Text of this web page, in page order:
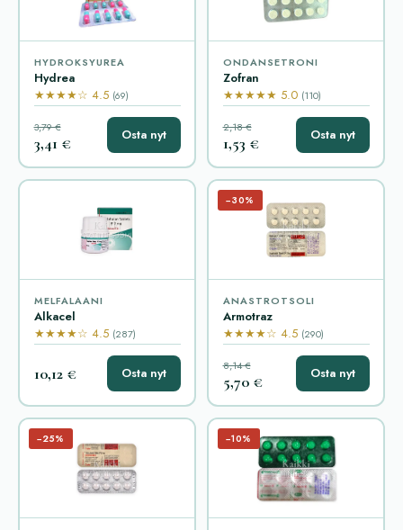
HYDROKSYUREA
Hydrea
★★★★☆ 4.5 (69)
3,79 €
3,41 € Osta nyt
ONDANSETRONI
Zofran
★★★★★ 5.0 (110)
2,18 €
1,53 € Osta nyt
MELFALAANI
Alkacel
★★★★☆ 4.5 (287)
10,12 € Osta nyt
−30%
ANASTROTSOLI
Armotraz
★★★★☆ 4.5 (290)
8,14 €
5,70 € Osta nyt
−25% −10%